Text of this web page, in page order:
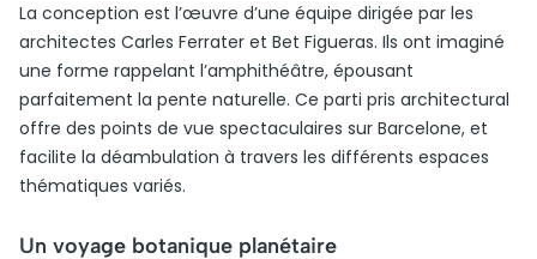
La conception est l’œuvre d’une équipe dirigée par les
architectes Carles Ferrater et Bet Figueras. Ils ont imaginé
une forme rappelant l’amphithéâtre, épousant
parfaitement la pente naturelle. Ce parti pris architectural
offre des points de vue spectaculaires sur Barcelone, et
facilite la déambulation à travers les différents espaces
thématiques variés.
Un voyage botanique planétaire